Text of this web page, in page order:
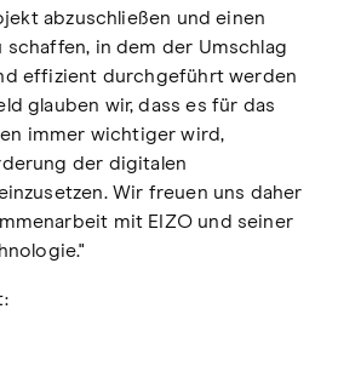
abzuschließen und einen
schaffen, in dem der Umschlag
effizient durchgeführt werden
glauben wir, dass es für das
immer wichtiger wird,
der digitalen
Wir freuen uns daher
mit EIZO und seiner